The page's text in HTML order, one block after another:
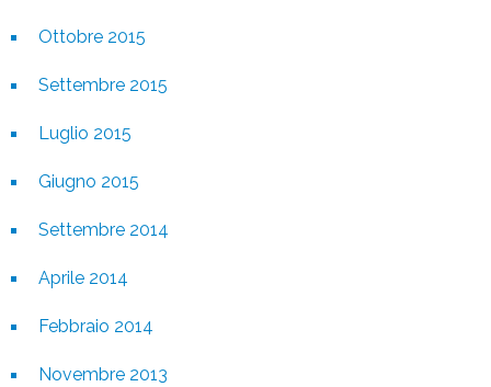
Ottobre 2015
Settembre 2015
Luglio 2015
Giugno 2015
Settembre 2014
Aprile 2014
Febbraio 2014
Novembre 2013